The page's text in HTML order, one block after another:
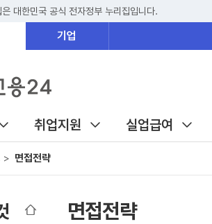
은 대한민국 공식 전자정부 누리집입니다.
기업
취업지원 실업급여
> 면접전략
면접전략